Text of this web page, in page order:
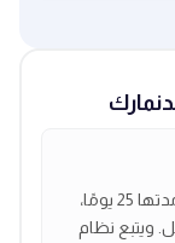
يحق للموظفين الحصول على إجازة سنوية مدتها 25 يومًا،
ويتبع نظام